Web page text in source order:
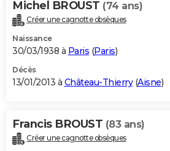
Michel BROUST (74 ans)
Créer une cagnotte obsèques
Naissance
30/03/1938 à Paris (Paris)
Décès
13/01/2013 à Château-Thierry(Aisne)
Francis BROUST (83 ans)
Créer une cagnotte obsèques